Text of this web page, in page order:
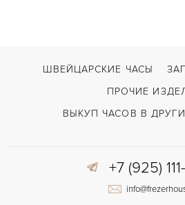
ВОЗМОЖНОСТИ ДОСТАВКИ
ЦВЕТ БРАСЛЕТА
ДЛИНА БРАСЛЕТА, ДЛИННАЯ СТОРОНА
ШВЕЙЦАРСКИЕ ЧАСЫ
ПРОЧИЕ
ВЫКУП ЧАСОВ В
+7 (925)